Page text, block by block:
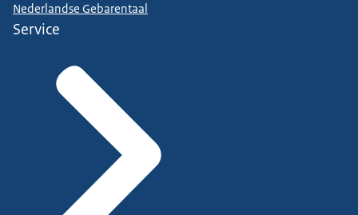
Nederlandse Gebarentaal
Service